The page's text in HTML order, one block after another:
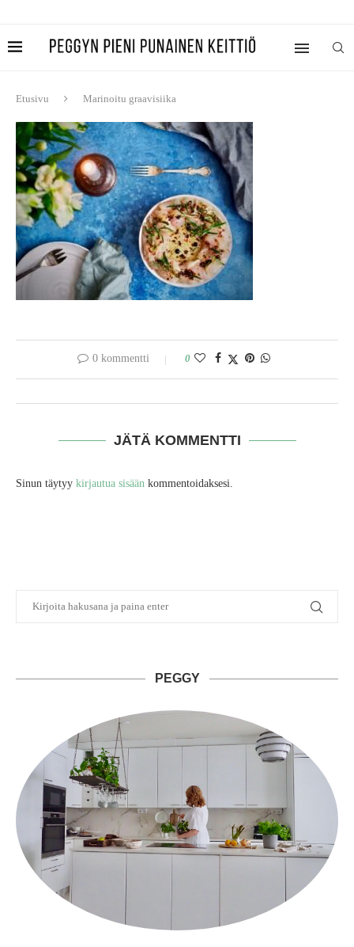
Etusivu Marinoitu graavisiika
0 kommentti 0
JÄTÄ KOMMENTTI
Sinun täytyy kirjautua sisään kommentoidaksesi.
PEGGY